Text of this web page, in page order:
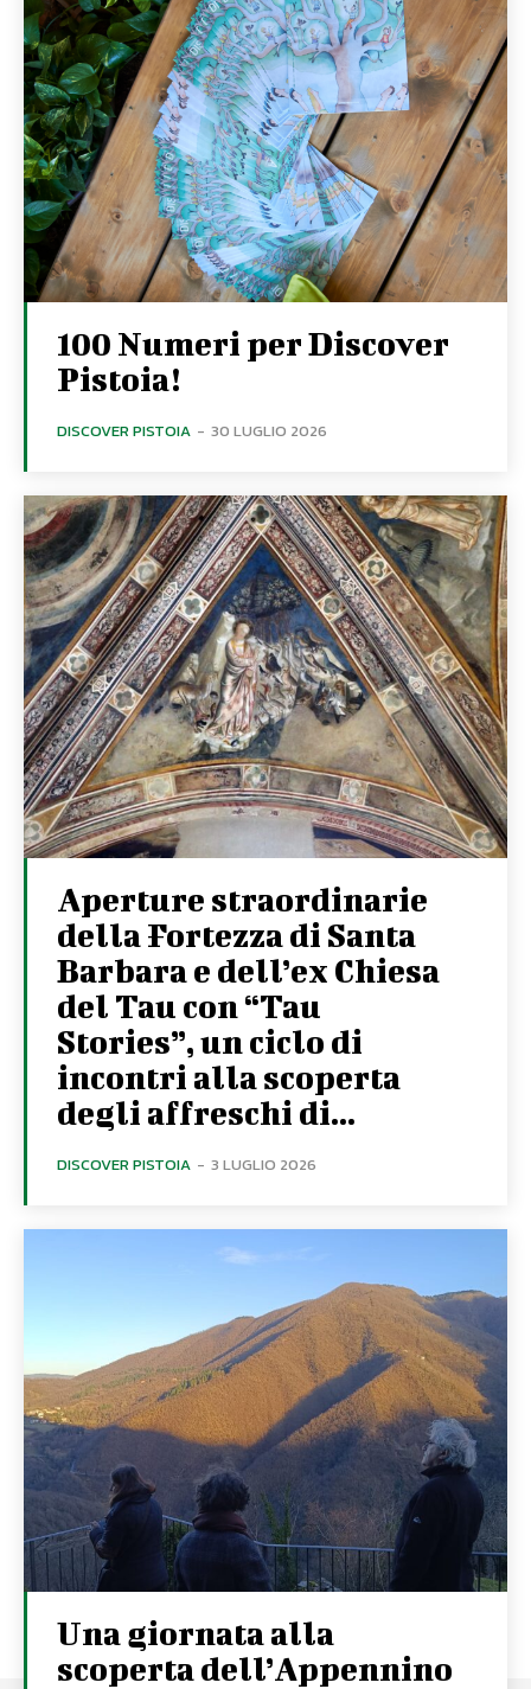
100 Numeri per Discover
Pistoia!
DISCOVER PISTOIA - 30 LUGLIO 2026
Aperture straordinarie
della Fortezza di Santa
Barbara e dell’ex Chiesa
del Tau con “Tau
Stories”, un ciclo di
incontri alla scoperta
degli affreschi di...
DISCOVER PISTOIA - 3 LUGLIO 2026
Una giornata alla
scoperta dell’Appennino